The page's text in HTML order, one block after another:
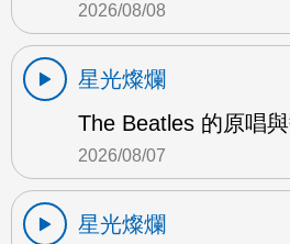
2026/08/08
星光燦爛
The Beatles 的原唱
2026/08/07
星光燦爛